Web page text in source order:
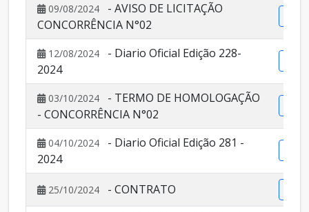
09/08/2024
- AVISO DE LICITAÇÃO
CONCORRÊNCIA N°02
12/08/2024
- Diario Oficial Edição 228-
2024
03/10/2024
- TERMO DE HOMOLOGAÇÃO
- CONCORRÊNCIA N°02
04/10/2024
- Diario Oficial Edição 281 -
2024
25/10/2024 - CONTRATO